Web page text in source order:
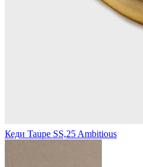
Кеди Taupe SS,25 Ambitious